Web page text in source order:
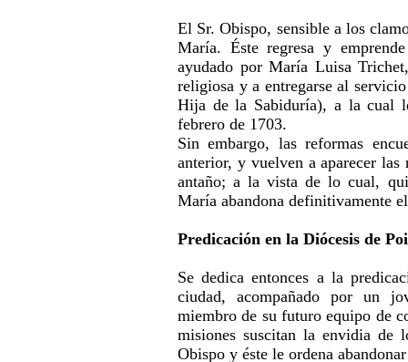
El Sr. Obispo, sensible a los
María. Éste regresa y
ayudado por María Luisa
religiosa y a entregarse al
Hija de la Sabiduría), a la cual
febrero de 1703.
Sin embargo, las reformas
anterior, y vuelven a aparecer
antaño; a la vista de lo cual,
María abandona definitivamente
Predicación en la Diócesis de
Se dedica entonces a la
ciudad, acompañado por un
miembro de su futuro equipo de
misiones suscitan la envidia de
Obispo y éste le ordena